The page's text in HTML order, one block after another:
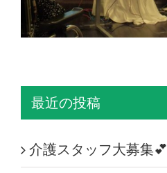
最近の投稿
介護スタッフ大募集💕